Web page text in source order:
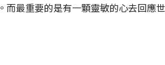
最重要的是有一顆靈敏的心去回應